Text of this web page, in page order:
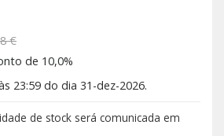
€
de 10,0%
23:59 do dia 31-dez-2026.
de stock será comunicada em